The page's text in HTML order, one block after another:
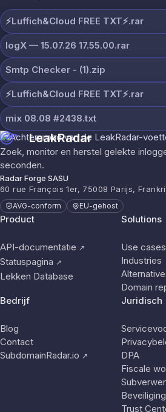
⚡️Luffich&Cloud FREE TXT⚡️.rar
logX — 15.07.26 17.55.00.rar
Smtp Checker - (1).zip
⚡️Luffich&Cloud FREE TXT⚡️.rar
mix 08.08 #2438.txt
LeakRadar
Zoek, monitor en herstel gelekte
seconden.
Radar Forge SASU
60 rue François 1er, 75008 Parijs,
AVG-conform EU-gehost
Product
API-documentatie ↗
Statuspagina ↗
Lekken Database
Solutions
Use cases
Industries
Domain
Bedrijf
Blog
Contact
SubdomainRadar.io ↗
Juridisch
DPA
Fiscale
Beveiliging
Trust